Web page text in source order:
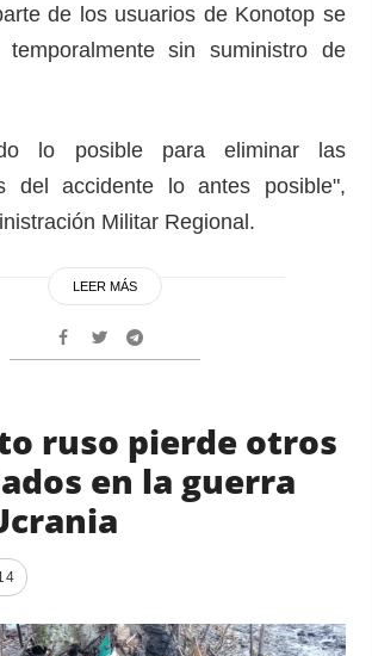
de los usuarios de Konotop se
temporalmente sin suministro de
lo posible para eliminar las
del accidente lo antes posible",
Militar Regional.
LEER MÁS
ruso pierde otros
en la guerra